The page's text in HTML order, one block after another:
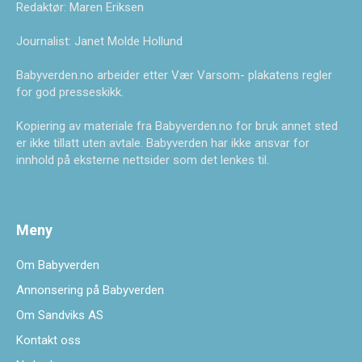
Redaktør: Maren Eriksen
Journalist: Janet Molde Hollund
Babyverden.no arbeider etter Vær Varsom- plakatens regler
for god presseskikk.
Kopiering av materiale fra Babyverden.no for bruk annet sted
er ikke tillatt uten avtale. Babyverden har ikke ansvar for
innhold på eksterne nettsider som det lenkes til.
Meny
Om Babyverden
Annonsering på Babyverden
Om Sandviks AS
Kontakt oss